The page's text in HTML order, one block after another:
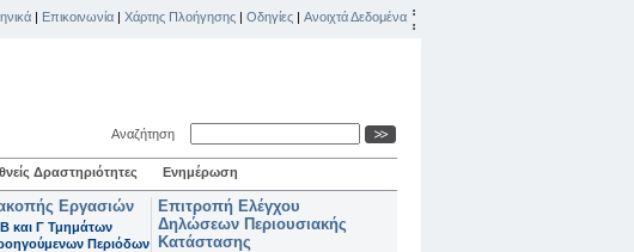
| Επικοινωνία | Χάρτης Πλοήγησης | Οδηγίες | Ανοιχτά Δεδομένα
Αναζήτηση
Δραστηριότητες Ενημέρωση
Εργασιών
και Γ Τμημάτων
Περιόδων
Επιτροπή Ελέγχου
Δηλώσεων Περιουσιακής
Κατάστασης